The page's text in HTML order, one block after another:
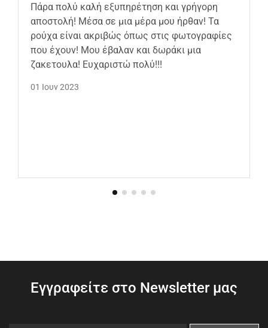
Πάρα πολύ καλή εξυπηρέτηση και γρήγορη
αποστολή! Μέσα σε μια μέρα μου ήρθαν! Τα
ρούχα είναι ακριβώς όπως στις φωτογραφίες
που έχουν! Μου έβαλαν και δωράκι μια
ζακετουλα! Ευχαριστώ πολύ!!!
01 Ιουν 2023
Εγγραφείτε στο Newsletter μας